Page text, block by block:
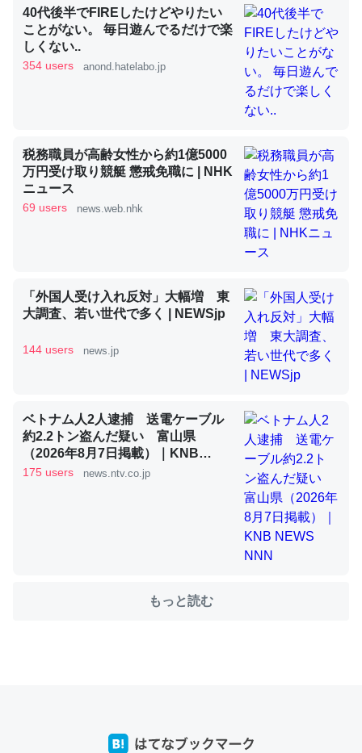
昆虫ってカルシウム少ないのか。知らんかった。調べたら
コオロギのカルシウム分はエビの600分の1程度。
論文では「淡水はカルシウムも酸素も不足してて両方に不
いる鋏角類（カブトガニ・ウミグモ）はカルシウムを使わ
ずキチンを強化してる筈だが、酵素が違うのか？
─ニュース :: 【研究発表】昆虫学の大問題＝「昆虫はなぜ海にいな
これを元に考えるとカルシウムを大量に使う脊椎動物と貝
類は苦労してるんだな…。腹足類だと殻を無くしてナメク
─ニュース :: 【研究発表】昆虫学の大問題＝「昆虫はなぜ海にいな
40代後半でFIREしたけどやりたい
ことがない。 毎日遊んでるだけで楽
しくない..
354 users anond.hatelabo.jp
税務職員が高齢女性から約1億5000
万円受け取り競艇 懲戒免職に | NHK
ニュース
69 users news.web.nhk
「外国人受け入れ反対」大幅増 東
大調査、若い世代で多く | NEWSjp
144 users news.jp
ベトナム人2人逮捕 送電ケーブル
約2.2トン盗んだ疑い 富山県
（2026年8月7日掲載）｜KNB
NEWS NNN
175 users news.ntv.co.jp
もっと読む